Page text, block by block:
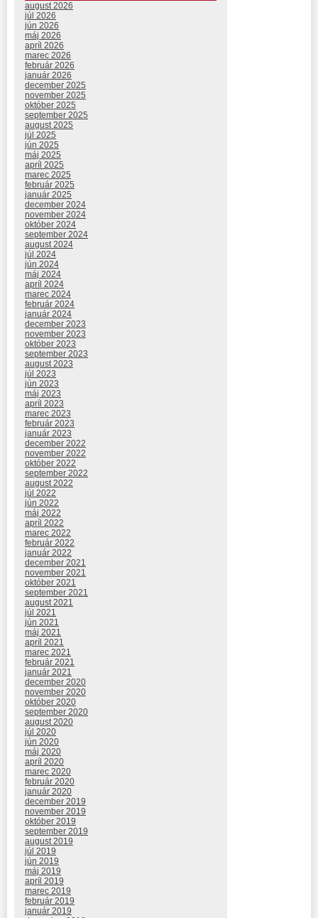
august 2026
júl 2026
jún 2026
máj 2026
apríl 2026
marec 2026
február 2026
január 2026
december 2025
november 2025
október 2025
september 2025
august 2025
júl 2025
jún 2025
máj 2025
apríl 2025
marec 2025
február 2025
január 2025
december 2024
november 2024
október 2024
september 2024
august 2024
júl 2024
jún 2024
máj 2024
apríl 2024
marec 2024
február 2024
január 2024
december 2023
november 2023
október 2023
september 2023
august 2023
júl 2023
jún 2023
máj 2023
apríl 2023
marec 2023
február 2023
január 2023
december 2022
november 2022
október 2022
september 2022
august 2022
júl 2022
jún 2022
máj 2022
apríl 2022
marec 2022
február 2022
január 2022
december 2021
november 2021
október 2021
september 2021
august 2021
júl 2021
jún 2021
máj 2021
apríl 2021
marec 2021
február 2021
január 2021
december 2020
november 2020
október 2020
september 2020
august 2020
júl 2020
jún 2020
máj 2020
apríl 2020
marec 2020
február 2020
január 2020
december 2019
november 2019
október 2019
september 2019
august 2019
júl 2019
jún 2019
máj 2019
apríl 2019
marec 2019
február 2019
január 2019